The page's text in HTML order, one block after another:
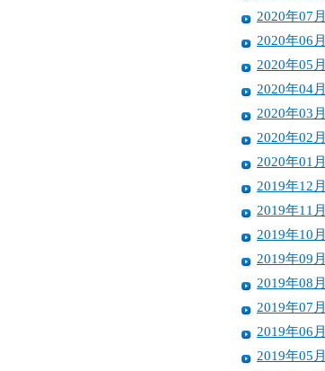
2020年07月
2020年06月
2020年05月
2020年04月
2020年03月
2020年02月
2020年01月
2019年12月
2019年11月
2019年10月
2019年09月
2019年08月
2019年07月
2019年06月
2019年05月